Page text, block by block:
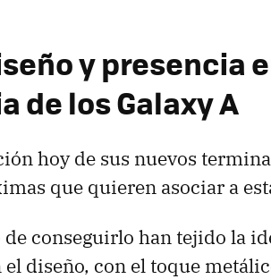
y presencia
de los Galaxy A
hoy de sus nuevos
que quieren asociar a
conseguirlo han tejido la
el diseño, con el toque